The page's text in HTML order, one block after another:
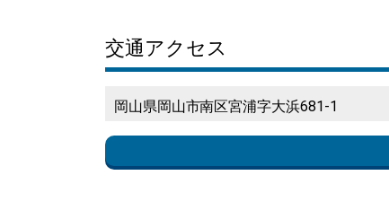
交通アクセス
岡山県岡山市南区宮浦字大浜681-1